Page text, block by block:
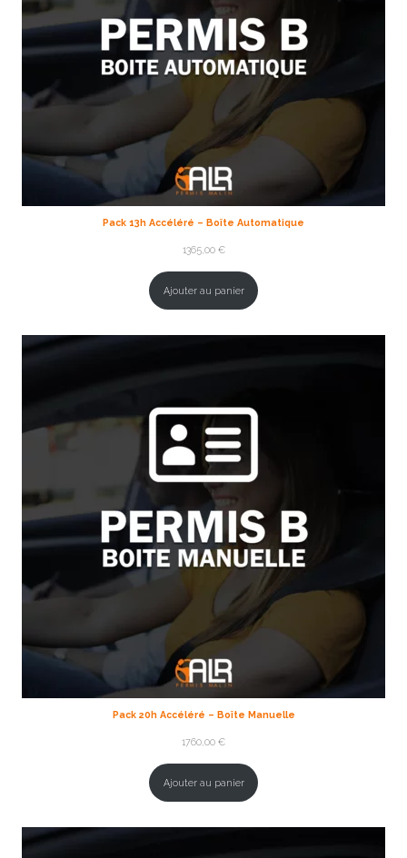
Pack 13h Accéléré – Boîte Automatique
1365,00 €
Ajouter au panier
Pack 20h Accéléré – Boîte Manuelle
1760,00 €
Ajouter au panier